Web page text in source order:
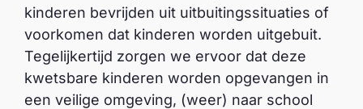
kinderen bevrijden uit uitbuitingssituaties of
voorkomen dat kinderen worden uitgebuit.
Tegelijkertijd zorgen we ervoor dat deze
kwetsbare kinderen worden opgevangen in
een veilige omgeving, (weer) naar school